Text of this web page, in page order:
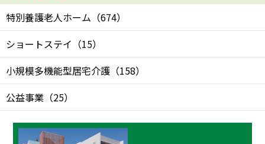
特別養護老人ホーム （674）
ショートステイ （15）
小規模多機能型居宅介護 （158）
公益事業 （25）